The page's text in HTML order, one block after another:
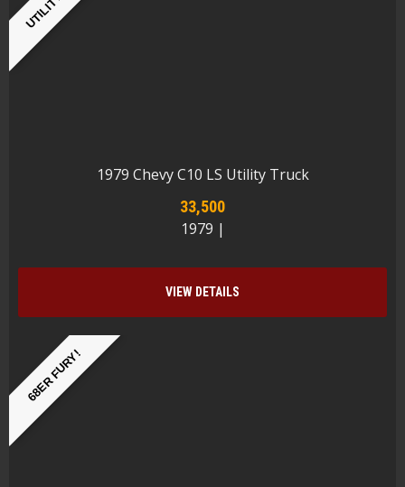
1979 Chevy C10 LS Utility Truck
33,500
1979 |
VIEW DETAILS
68ER FURY!